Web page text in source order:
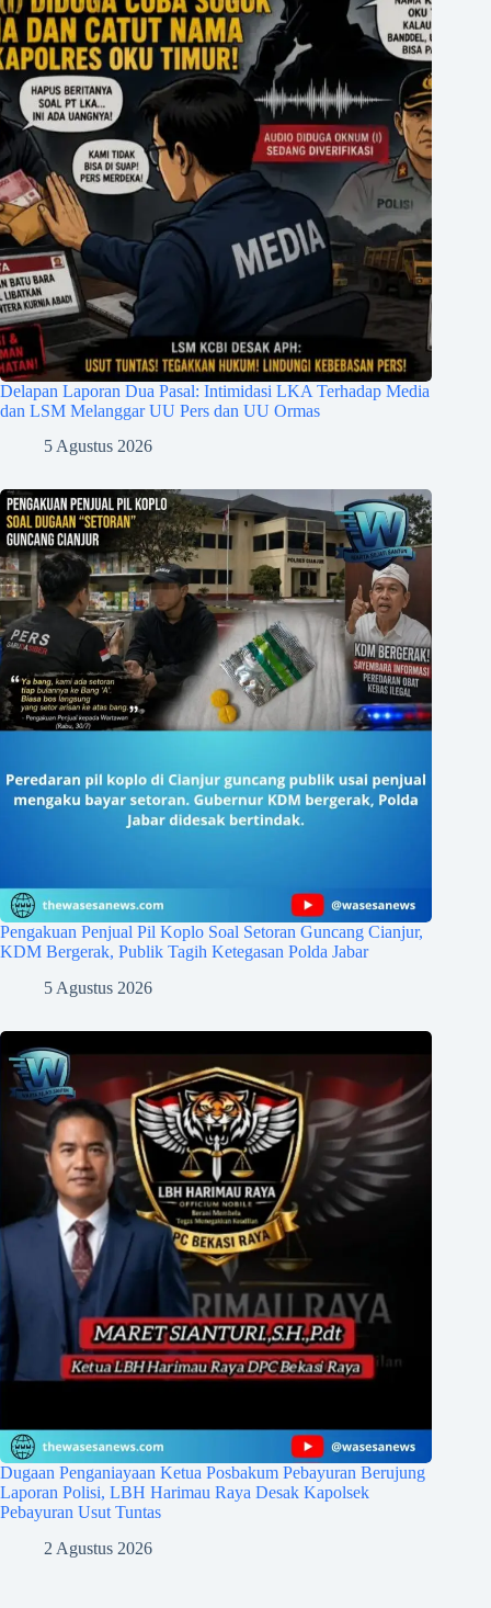
Delapan Laporan Dua Pasal: Intimidasi LKA Terhadap Media
dan LSM Melanggar UU Pers dan UU Ormas
5 Agustus 2026
Pengakuan Penjual Pil Koplo Soal Setoran Guncang Cianjur,
KDM Bergerak, Publik Tagih Ketegasan Polda Jabar
5 Agustus 2026
Dugaan Penganiayaan Ketua Posbakum Pebayuran Berujung
Laporan Polisi, LBH Harimau Raya Desak Kapolsek
Pebayuran Usut Tuntas
2 Agustus 2026